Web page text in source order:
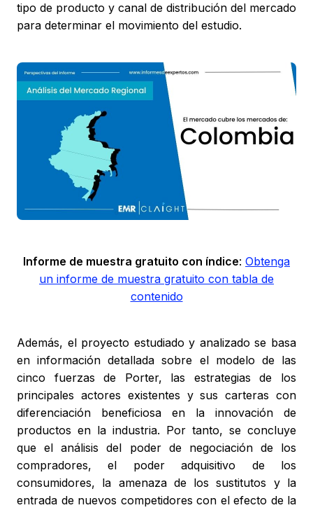
tipo de producto y canal de distribución del mercado
para determinar el movimiento del estudio.
Informe de muestra gratuito con índice: Obtenga
un informe de muestra gratuito con tabla de
contenido
Además, el proyecto estudiado y analizado se basa
en información detallada sobre el modelo de las
cinco fuerzas de Porter, las estrategias de los
principales actores existentes y sus carteras con
diferenciación beneficiosa en la innovación de
productos en la industria. Por tanto, se concluye
que el análisis del poder de negociación de los
compradores, el poder adquisitivo de los
consumidores, la amenaza de los sustitutos y la
entrada de nuevos competidores con el efecto de la